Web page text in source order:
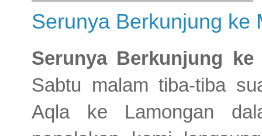
Serunya Berkunjung ke
Serunya Berkunjung
Sabtu malam tiba-tiba
Aqla ke Lamongan